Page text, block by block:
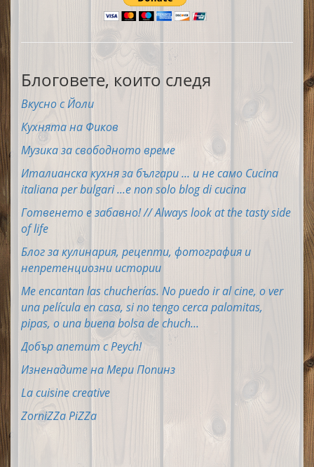
Блоговете, които следя
Вкусно с Йоли
Кухнята на Фиков
Музика за свободното време
Италианска кухня за българи ... и не само Cucina
italiana per bulgari ...e non solo blog di cucina
Готвенето е забавно! // Always look at the tasty side
of life
Блог за кулинария, рецепти, фотография и
непретенциозни истории
Me encantan las chucherías. No puedo ir al cine, o ver
una película en casa, si no tengo cerca palomitas,
pipas, o una buena bolsa de chuch...
Добър апетит с Peych!
Изненадите на Мери Попинз
La cuisine creative
ZorniZZa PiZZa